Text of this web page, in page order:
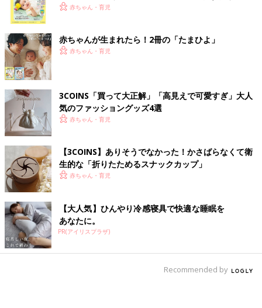
く！ おっぱい・ミルクの基本と夏のトラブル 解決テ
赤ちゃん・育児
赤ちゃんが生まれたら！2冊の「たまひよ」
赤ちゃん・育児
3COINS「買って大正解」「高見えで可愛すぎ」大人
気のファッショングッズ4選
赤ちゃん・育児
【3COINS】ありそうでなかった！かさばらなくて衛
生的な「折りたためるスナックカップ」
赤ちゃん・育児
【大人気】ひんやり冷感寝具で快適な睡眠を
あなたに。
PR(アイリスプラザ)
Recommended by